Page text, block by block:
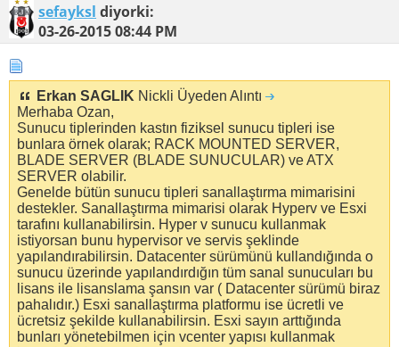
sefayksl diyorki:
03-26-201508:44 PM
Erkan SAGLIK Nickli Üyeden Alıntı
Merhaba Ozan,
Sunucu tiplerinden kastın fiziksel sunucu tipleri ise
bunlara örnek olarak; RACK MOUNTED SERVER,
BLADE SERVER (BLADE SUNUCULAR) ve ATX
SERVER olabilir.
Genelde bütün sunucu tipleri sanallaştırma mimarisini
destekler. Sanallaştırma mimarisi olarak Hyperv ve Esxi
tarafını kullanabilirsin. Hyper v sunucu kullanmak
istiyorsan bunu hypervisor ve servis şeklinde
yapılandırabilirsin. Datacenter sürümünü kullandığında o
sunucu üzerinde yapılandırdığın tüm sanal sunucuları bu
lisans ile lisanslama şansın var ( Datacenter sürümü biraz
pahalıdır.) Esxi sanallaştırma platformu ise ücretli ve
ücretsiz şekilde kullanabilirsin. Esxi sayın arttığında
bunları yönetebilmen için vcenter yapısı kullanmak